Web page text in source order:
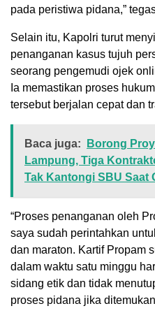
pada peristiwa pidana,”
Selain itu, Kapolri turut
penanganan kasus tujuh
seorang pengemudi ojek
Ia memastikan proses
tersebut berjalan cepat dan
Baca juga:
Borong
Lampung, Tiga
Tak Kantongi SBU Saat
“Proses penanganan oleh
saya sudah perintahkan
dan maraton. Kartif Propam
dalam waktu satu minggu
sidang etik dan tidak
proses pidana jika